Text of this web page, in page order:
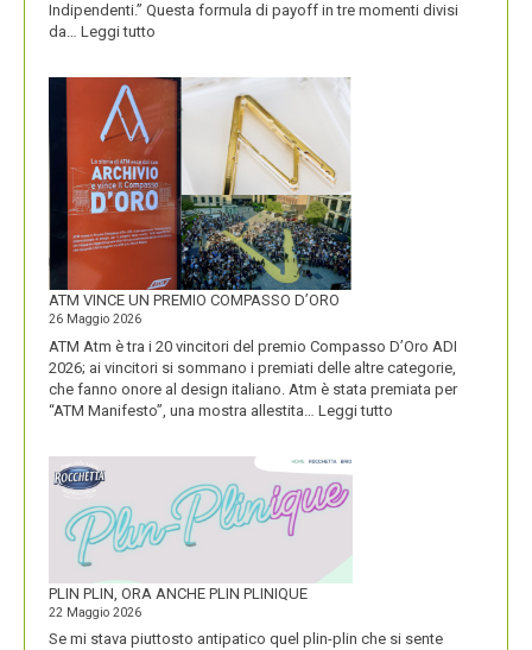
Indipendenti.” Questa formula di payoff in tre momenti divisi
da… Leggi tutto
IL
NUOVO
LOGO
DOLOMITI
ENERGIA
MOSTRA
LA
SUA
IDENTITÀ
FORTE
ATM VINCE UN PREMIO COMPASSO D’ORO
26 Maggio 2026
ATM Atm è tra i 20 vincitori del premio Compasso D’Oro ADI
2026; ai vincitori si sommano i premiati delle altre categorie,
che fanno onore al design italiano. Atm è stata premiata per
“ATM Manifesto”, una mostra allestita… Leggi tutto
PLIN PLIN, ORA ANCHE PLIN PLINIQUE
22 Maggio 2026
Se mi stava piuttosto antipatico quel plin-plin che si sente